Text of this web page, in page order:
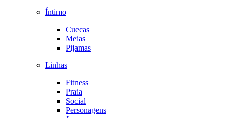
Íntimo
Cuecas
Meias
Pijamas
Linhas
Fitness
Praia
Social
Personagens